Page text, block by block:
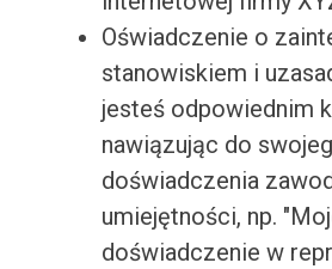
Oświadczenie o
stanowiskiem i
jesteś odpowiednim
nawiązując do
doświadczenia
umiejętności, np.
doświadczenie w